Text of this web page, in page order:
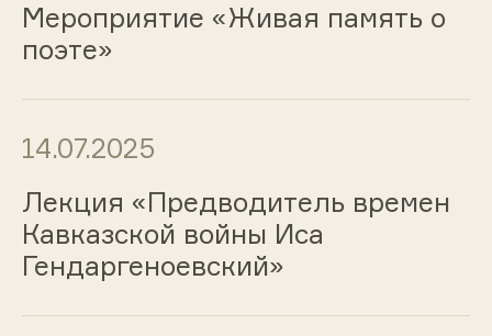
Мероприятие «Живая память о
поэте»
14.07.2025
Лекция «Предводитель времен
Кавказской войны Иса
Гендаргеноевский»